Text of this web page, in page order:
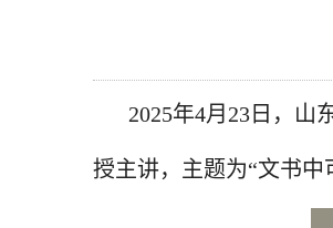
2025年4月 23 日，山
授主讲，主题为“文书中